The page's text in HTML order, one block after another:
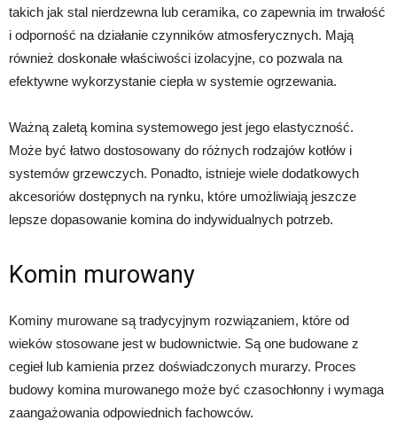
takich jak stal nierdzewna lub ceramika, co zapewnia im trwałość
i odporność na działanie czynników atmosferycznych. Mają
również doskonałe właściwości izolacyjne, co pozwala na
efektywne wykorzystanie ciepła w systemie ogrzewania.
Ważną zaletą komina systemowego jest jego elastyczność.
Może być łatwo dostosowany do różnych rodzajów kotłów i
systemów grzewczych. Ponadto, istnieje wiele dodatkowych
akcesoriów dostępnych na rynku, które umożliwiają jeszcze
lepsze dopasowanie komina do indywidualnych potrzeb.
Komin murowany
Kominy murowane są tradycyjnym rozwiązaniem, które od
wieków stosowane jest w budownictwie. Są one budowane z
cegieł lub kamienia przez doświadczonych murarzy. Proces
budowy komina murowanego może być czasochłonny i wymaga
zaangażowania odpowiednich fachowców.